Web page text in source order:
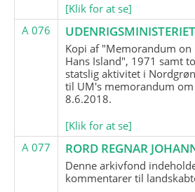
[Klik for at se]
A 076
UDENRIGSMINISTERIET
Kopi af "Memorandum
Hans Island", 1971 samt
statslig aktivitet i
til UM's memorandum
8.6.2018.
[Klik for at se]
A 077
RORD REGNAR
Denne arkivfond
kommentarer til